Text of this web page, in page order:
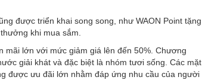
được triển khai song song, như WAON Point tặng
khi mua sắm.
mãi lớn với mức giảm giá lên đến 50%. Chương
giải khát và đặc biệt là nhóm tươi sống. Các mặt
được ưu đãi lớn nhằm đáp ứng nhu cầu của người